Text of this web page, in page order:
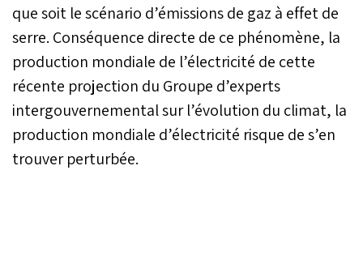
que soit le scénario d’émissions de gaz à effet de
serre. Conséquence directe de ce phénomène, la
production mondiale de l’électricité de cette
récente projection du Groupe d’experts
intergouvernemental sur l’évolution du climat, la
production mondiale d’électricité risque de s’en
trouver perturbée.